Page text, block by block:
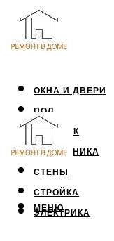
ОКНА И ДВЕРИ
ПОЛ
ПОТОЛОК
САНТЕХНИКА
СТЕНЫ
СТРОЙКА
ЭЛЕКТРИКА
МЕНЮ